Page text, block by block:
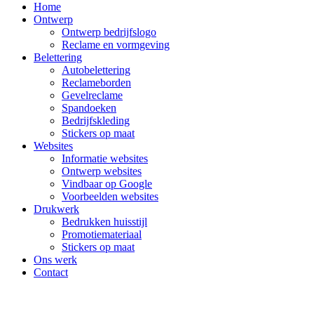
Home
Ontwerp
Ontwerp bedrijfslogo
Reclame en vormgeving
Belettering
Autobelettering
Reclameborden
Gevelreclame
Spandoeken
Bedrijfskleding
Stickers op maat
Websites
Informatie websites
Ontwerp websites
Vindbaar op Google
Voorbeelden websites
Drukwerk
Bedrukken huisstijl
Promotiemateriaal
Stickers op maat
Ons werk
Contact